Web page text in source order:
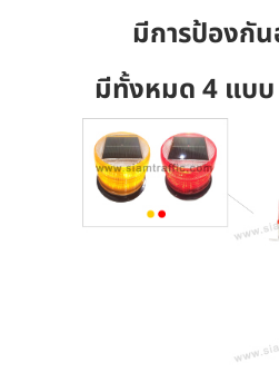
มีการป้องกั
มีทั้งหมด 4 แบบ